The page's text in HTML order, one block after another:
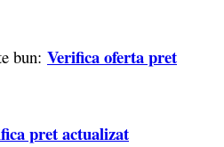
bun: Verifica oferta pret
pret actualizat